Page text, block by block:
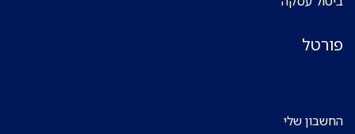
פורטל
החשבון שלי